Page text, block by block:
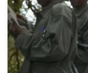
Ergibt er sich oder
(20.10.2013)
mit dem Präsidenten
über seine mögliche
in Ostafrika viele